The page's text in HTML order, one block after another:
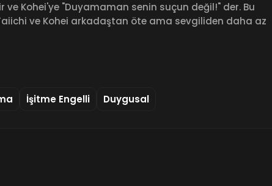
Kohei'ye "Duyamaman senin suçun değil!" der. Bu
ve Kohei arkadaştan öte ama sevgiliden daha az
İşitme Engelli Duygusal